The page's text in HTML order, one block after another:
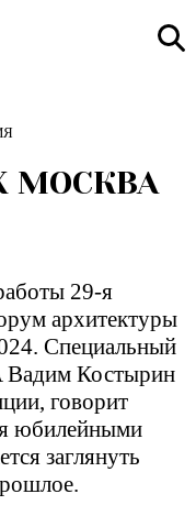
МОСКВА
29-я
архитектуры
Специальный
Вадим Костырин
говорит
юбилейными
заглянуть